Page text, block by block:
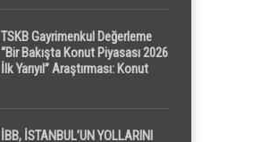
TSKB Gayrimenkul Değerleme
“Bir Bakışta Konut Piyasası 2026
İlk Yarıyıl” Araştırması: Konut
Dikkat Çekti
İBB, İSTANBUL’UN YOLLARINI